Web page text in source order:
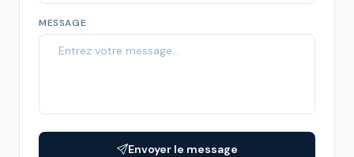
MESSAGE
Envoyer le message